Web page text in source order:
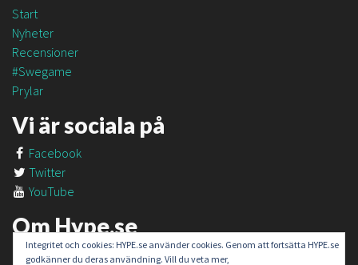
Start
Nyheter
Recensioner
#Swegame
Prylar
Vi är sociala på
Facebook
Twitter
YouTube
Om Hype.se
Om oss
Integritet och cookies: HYPE.se använder cookies. Genom att fortsätta HYPE.se
godkänner du deras användning. Vill du veta mer,